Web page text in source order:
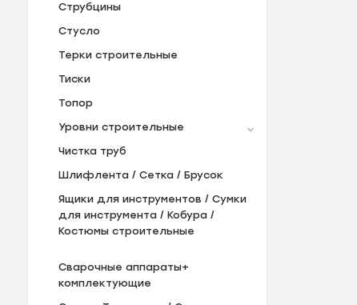
Струбцины
Стусло
Терки строительные
Тиски
Топор
Уровни строительные
Чистка труб
Шлифлента / Сетка / Брусок
Ящики для инструментов / Сумки
для инструмента / Кобура /
Костюмы строительные
Сварочные аппараты+
комплектующие